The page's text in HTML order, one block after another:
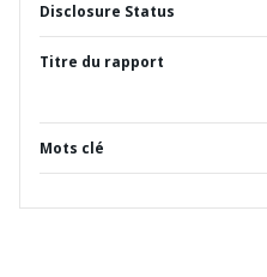
Disclosure Status
Titre du rapport
Mots clé